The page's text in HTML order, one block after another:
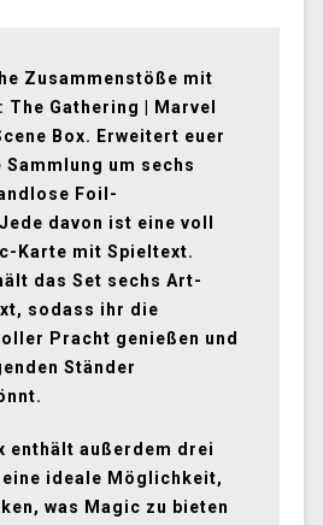
Zusammenstöße mit
The Gathering | Marvel
Box. Erweitert euer
Sammlung um sechs
Foil-
davon ist eine voll
Karte mit Spieltext.
das Set sechs Art-
sodass ihr die
Pracht genießen und
Ständer
enthält außerdem drei
ideale Möglichkeit,
was Magic zu bieten